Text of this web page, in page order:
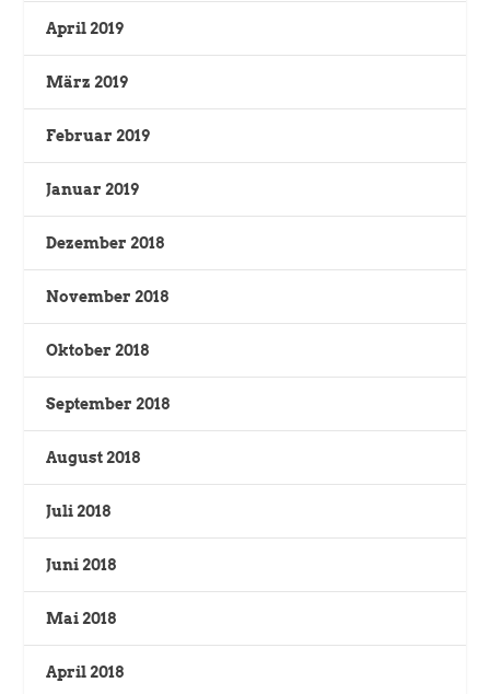
April 2019
März 2019
Februar 2019
Januar 2019
Dezember 2018
November 2018
Oktober 2018
September 2018
August 2018
Juli 2018
Juni 2018
Mai 2018
April 2018